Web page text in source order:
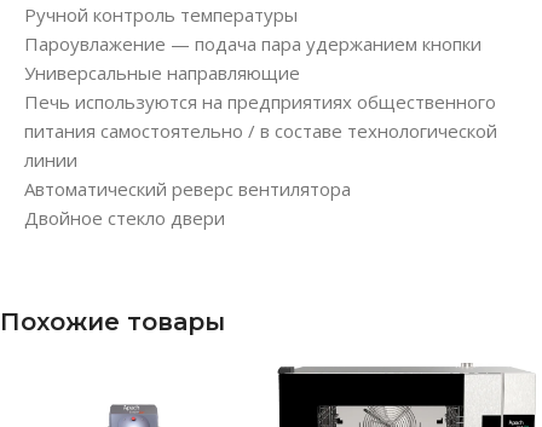
Ручной контроль температуры
Пароувлажение — подача пара удержанием кнопки
Универсальные направляющие
Печь используются на предприятиях общественного
питания самостоятельно / в составе технологической
линии
Автоматический реверс вентилятора
Двойное стекло двери
Похожие товары